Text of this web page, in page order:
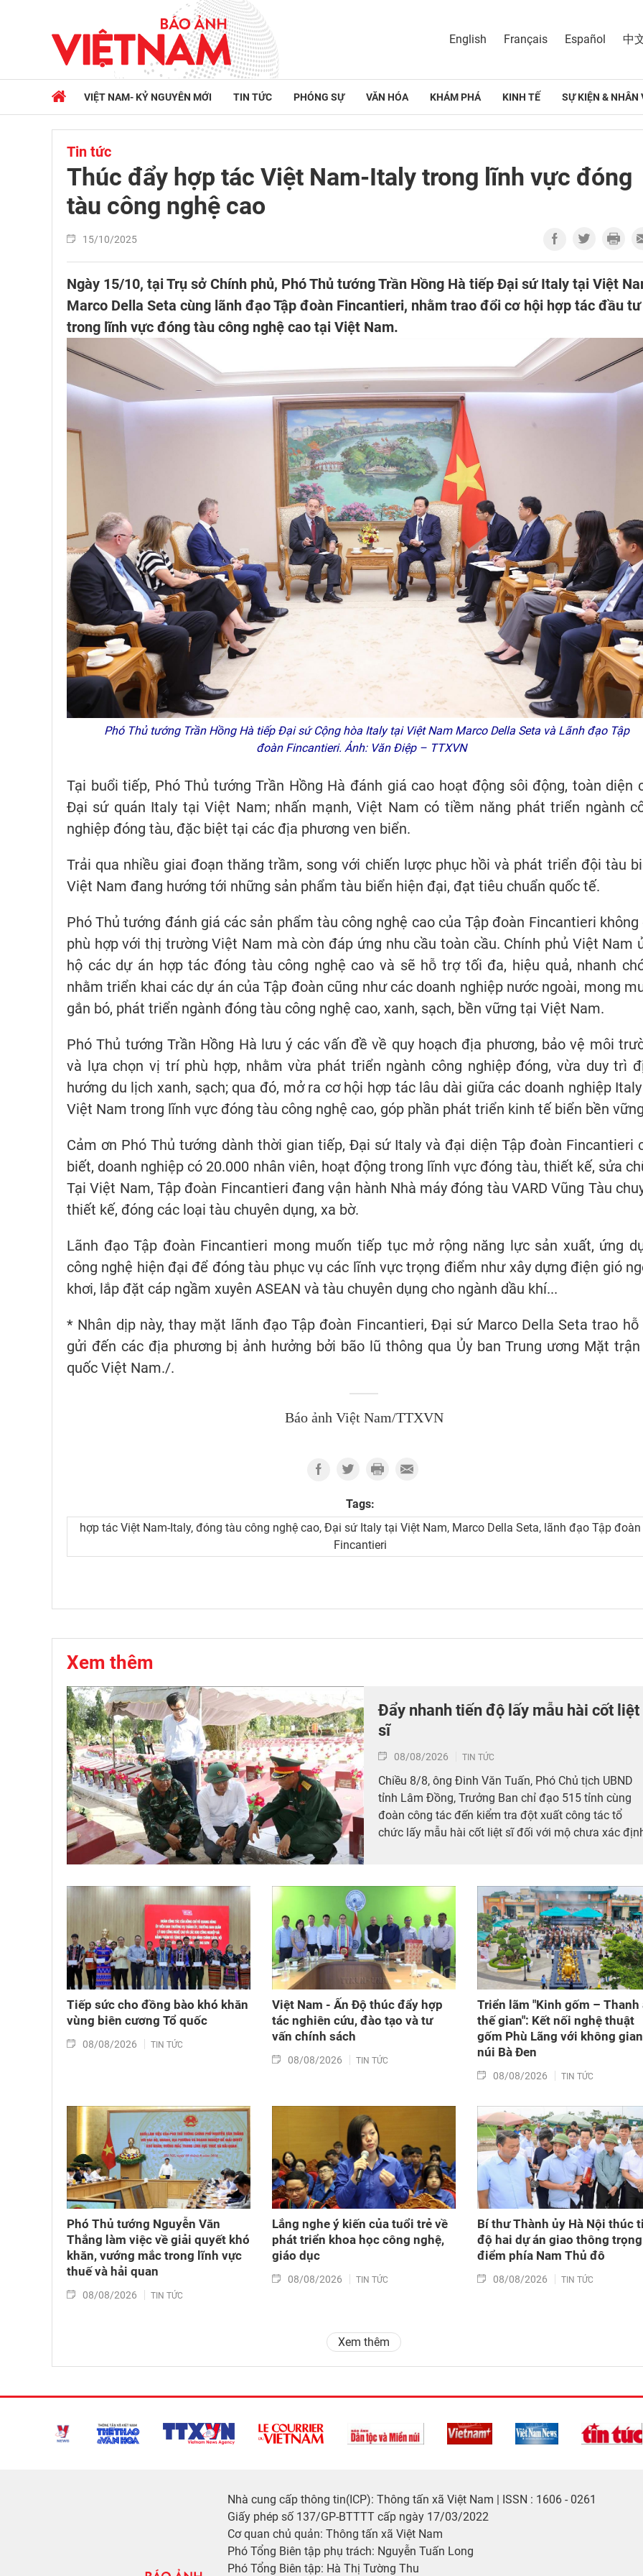
English Français Español 中
VIỆT NAM- KỶ NGUYÊN MỚI TIN TỨC PHÓNG SỰ VĂN HÓA KHÁM PHÁ KINH TẾ SỰ KIỆN & NHÂN
Tin tức
Thúc đẩy hợp tác Việt Nam-Italy trong lĩnh vực đóng
tàu công nghệ cao
15/10/2025
Ngày 15/10, tại Trụ sở Chính phủ, Phó Thủ tướng Trần Hồng Hà tiếp Đại sứ Italy tại Việt
Marco Della Seta cùng lãnh đạo Tập đoàn Fincantieri, nhằm trao đổi cơ hội hợp tác đầu tư
trong lĩnh vực đóng tàu công nghệ cao tại Việt Nam.
Phó Thủ tướng Trần Hồng Hà tiếp Đại sứ Cộng hòa Italy tại Việt Nam Marco Della Seta và Lãnh đạo Tập
đoàn Fincantieri. Ảnh: Văn Điệp – TTXVN
Tại buổi tiếp, Phó Thủ tướng Trần Hồng Hà đánh giá cao hoạt động sôi động, toàn diện
Đại sứ quán Italy tại Việt Nam; nhấn mạnh, Việt Nam có tiềm năng phát triển ngành
nghiệp đóng tàu, đặc biệt tại các địa phương ven biển.
Trải qua nhiều giai đoạn thăng trầm, song với chiến lược phục hồi và phát triển đội tàu
Việt Nam đang hướng tới những sản phẩm tàu biển hiện đại, đạt tiêu chuẩn quốc tế.
Phó Thủ tướng đánh giá các sản phẩm tàu công nghệ cao của Tập đoàn Fincantieri không
phù hợp với thị trường Việt Nam mà còn đáp ứng nhu cầu toàn cầu. Chính phủ Việt Nam
hộ các dự án hợp tác đóng tàu công nghệ cao và sẽ hỗ trợ tối đa, hiệu quả, nhanh
nhằm triển khai các dự án của Tập đoàn cũng như các doanh nghiệp nước ngoài, mong
gắn bó, phát triển ngành đóng tàu công nghệ cao, xanh, sạch, bền vững tại Việt Nam.
Phó Thủ tướng Trần Hồng Hà lưu ý các vấn đề về quy hoạch địa phương, bảo vệ môi
và lựa chọn vị trí phù hợp, nhằm vừa phát triển ngành công nghiệp đóng, vừa duy trì
hướng du lịch xanh, sạch; qua đó, mở ra cơ hội hợp tác lâu dài giữa các doanh nghiệp
Việt Nam trong lĩnh vực đóng tàu công nghệ cao, góp phần phát triển kinh tế biển bền
Cảm ơn Phó Thủ tướng dành thời gian tiếp, Đại sứ Italy và đại diện Tập đoàn Fincantieri
biết, doanh nghiệp có 20.000 nhân viên, hoạt động trong lĩnh vực đóng tàu, thiết kế, sửa
Tại Việt Nam, Tập đoàn Fincantieri đang vận hành Nhà máy đóng tàu VARD Vũng Tàu
thiết kế, đóng các loại tàu chuyên dụng, xa bờ.
Lãnh đạo Tập đoàn Fincantieri mong muốn tiếp tục mở rộng năng lực sản xuất, ứng
công nghệ hiện đại để đóng tàu phục vụ các lĩnh vực trọng điểm như xây dựng điện gió
khơi, lắp đặt cáp ngầm xuyên ASEAN và tàu chuyên dụng cho ngành dầu khí...
* Nhân dịp này, thay mặt lãnh đạo Tập đoàn Fincantieri, Đại sứ Marco Della Seta trao hỗ
gửi đến các địa phương bị ảnh hưởng bởi bão lũ thông qua Ủy ban Trung ương Mặt trận
quốc Việt Nam./.
Báo ảnh Việt Nam/TTXVN
Tags:
hợp tác Việt Nam-Italy, đóng tàu công nghệ cao, Đại sứ Italy tại Việt Nam, Marco Della Seta, lãnh đạo Tập đoàn
Fincantieri
Xem thêm
Đẩy nhanh tiến độ lấy mẫu hài cốt liệt
sĩ
08/08/2026 TIN TỨC
Chiều 8/8, ông Đinh Văn Tuấn, Phó Chủ tịch UBND
tỉnh Lâm Đồng, Trưởng Ban chỉ đạo 515 tỉnh cùng
đoàn công tác đến kiểm tra đột xuất công tác tổ
chức lấy mẫu hài cốt liệt sĩ đối với mộ chưa xác
tham gia công tác lấy mẫu tại đây.
Tiếp sức cho đồng bào khó khăn
vùng biên cương Tổ quốc
08/08/2026 TIN TỨC
Việt Nam - Ấn Độ thúc đẩy hợp
tác nghiên cứu, đào tạo và tư
vấn chính sách
08/08/2026 TIN TỨC
Triển lãm "Kinh gốm – Thanh
thế gian": Kết nối nghệ thuật
gốm Phù Lãng với không gian
núi Bà Đen
08/08/2026 TIN TỨC
Phó Thủ tướng Nguyễn Văn
Thắng làm việc về giải quyết khó
khăn, vướng mắc trong lĩnh vực
thuế và hải quan
08/08/2026 TIN TỨC
Lắng nghe ý kiến của tuổi trẻ về
phát triển khoa học công nghệ,
giáo dục
08/08/2026 TIN TỨC
Bí thư Thành ủy Hà Nội thúc
độ hai dự án giao thông trọng
điểm phía Nam Thủ đô
08/08/2026 TIN TỨC
Xem thêm
Nhà cung cấp thông tin(ICP): Thông tấn xã Việt Nam | ISSN : 1606 - 0261
Giấy phép số 137/GP-BTTTT cấp ngày 17/03/2022
Cơ quan chủ quản: Thông tấn xã Việt Nam
Phó Tổng Biên tập phụ trách: Nguyễn Tuấn Long
Phó Tổng Biên tập: Hà Thị Tường Thu